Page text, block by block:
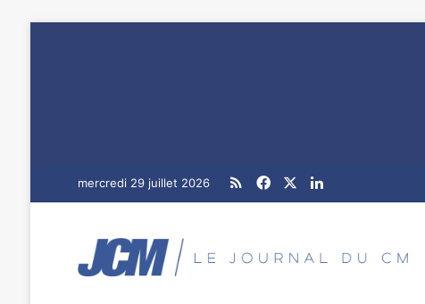
mercredi 29 juillet 2026 RSSFacebookLinkedin